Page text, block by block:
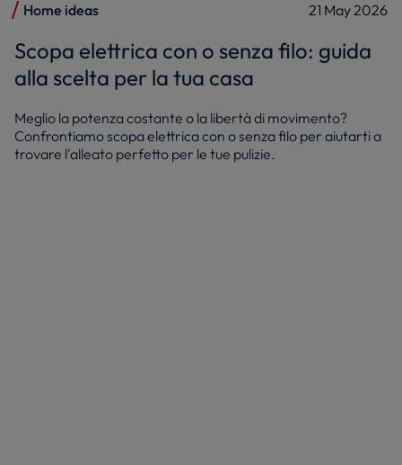
Home ideas 21 May 2026
Scopa elettrica con o senza filo: guida
alla scelta per la tua casa
Meglio la potenza costante o la libertà di movimento?
Confrontiamo scopa elettrica con o senza filo per aiutarti a
trovare l'alleato perfetto per le tue pulizie.